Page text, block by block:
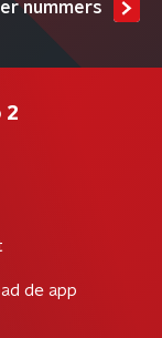
nummers
2
de app